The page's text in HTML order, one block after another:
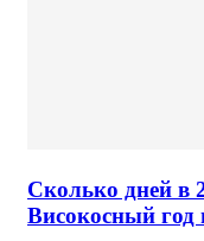
Сколько дней в
Високосный год